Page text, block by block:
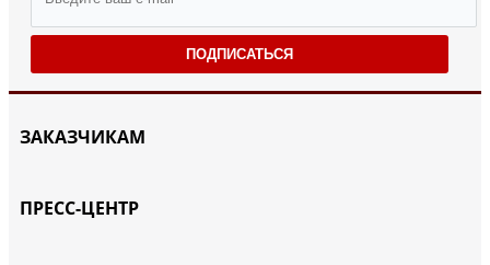
ПОДПИСАТЬСЯ
ЗАКАЗЧИКАМ
ПРЕСС-ЦЕНТР